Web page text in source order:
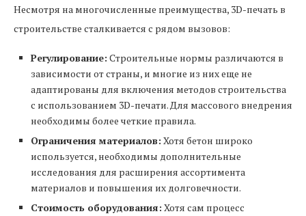
Несмотря на многочисленные преимущества, 3D-печать в
строительстве сталкивается с рядом вызовов:
Регулирование: Строительные нормы различаются в
зависимости от страны, и многие из них еще не
адаптированы для включения методов строительства
с использованием 3D-печати. Для массового внедрения
необходимы более четкие правила.
Ограничения материалов: Хотя бетон широко
используется, необходимы дополнительные
исследования для расширения ассортимента
материалов и повышения их долговечности.
Стоимость оборудования: Хотя сам процесс